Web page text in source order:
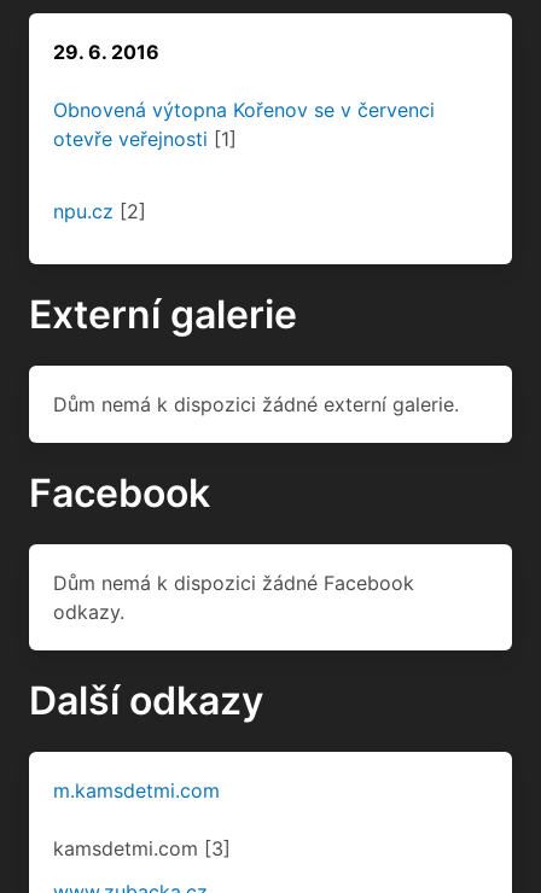
29. 6. 2016
Obnovená výtopna Kořenov se v červenci
otevře veřejnosti [1]
npu.cz [2]
Externí galerie
Dům nemá k dispozici žádné externí galerie.
Facebook
Dům nemá k dispozici žádné Facebook
odkazy.
Další odkazy
m.kamsdetmi.com
kamsdetmi.com [3]